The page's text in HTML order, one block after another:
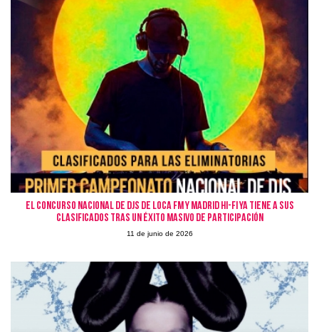
El Concurso Nacional de Djs de Loca FM y Madrid Hi-Fi ya tiene a sus
clasificados tras un éxito masivo de participación
11 de junio de 2026